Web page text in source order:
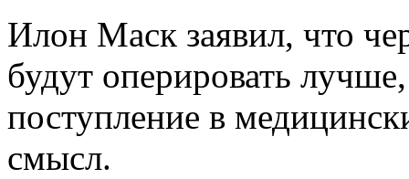
Илон Маск заявил, что
будут оперировать
поступление в
смысл.